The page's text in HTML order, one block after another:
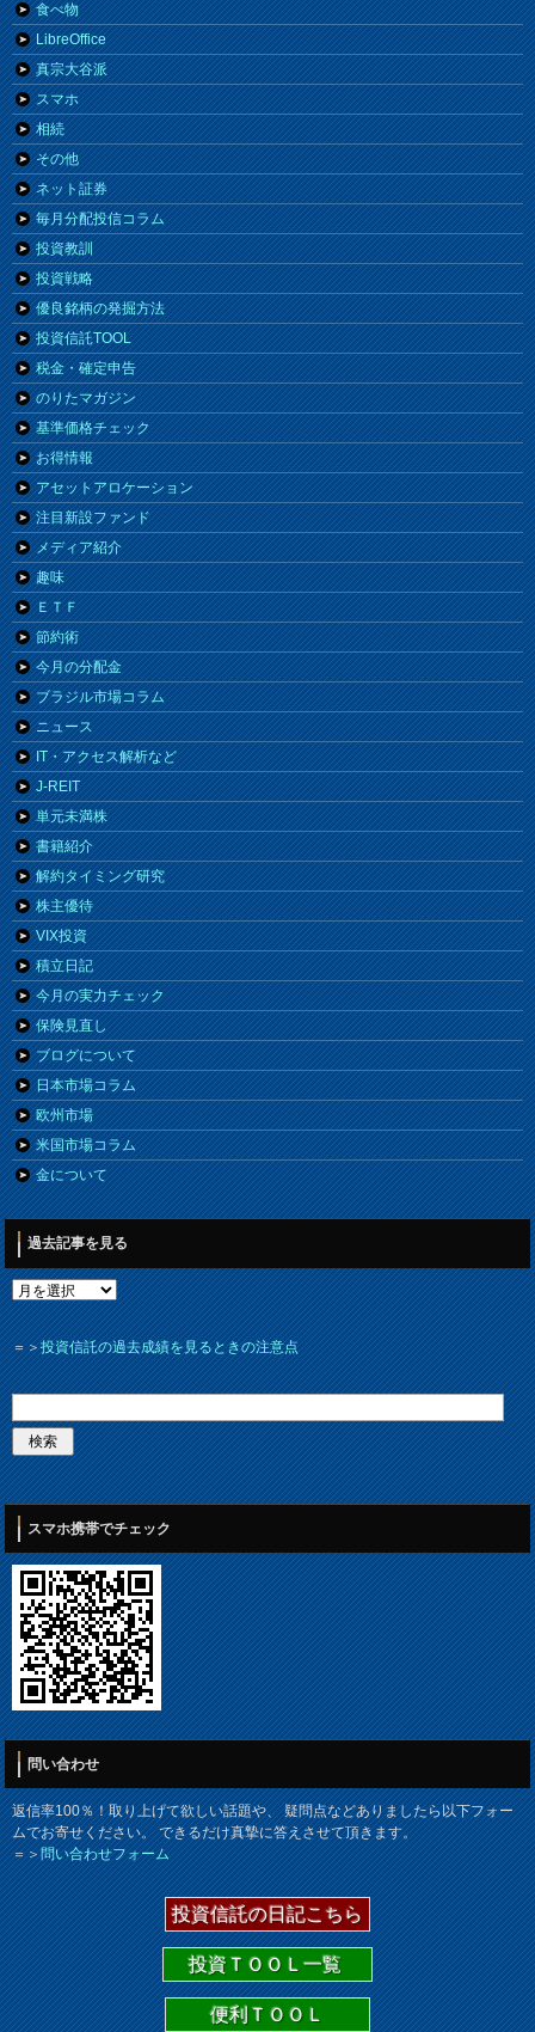
食べ物
LibreOffice
真宗大谷派
スマホ
相続
その他
ネット証券
毎月分配投信コラム
投資教訓
投資戦略
優良銘柄の発掘方法
投資信託TOOL
税金・確定申告
のりたマガジン
基準価格チェック
お得情報
アセットアロケーション
注目新設ファンド
メディア紹介
趣味
ＥＴＦ
節約術
今月の分配金
ブラジル市場コラム
ニュース
IT・アクセス解析など
J-REIT
単元未満株
書籍紹介
解約タイミング研究
株主優待
VIX投資
積立日記
今月の実力チェック
保険見直し
ブログについて
日本市場コラム
欧州市場
米国市場コラム
金について
過去記事を見る
＝＞投資信託の過去成績を見るときの注意点
スマホ携帯でチェック
問い合わせ
返信率100％！取り上げて欲しい話題や、 疑問点などありましたら以下フォー
ムでお寄せください。 できるだけ真摯に答えさせて頂きます。
＝＞問い合わせフォーム
投資信託の日記こちら
投資ＴＯＯＬ一覧
便利ＴＯＯＬ